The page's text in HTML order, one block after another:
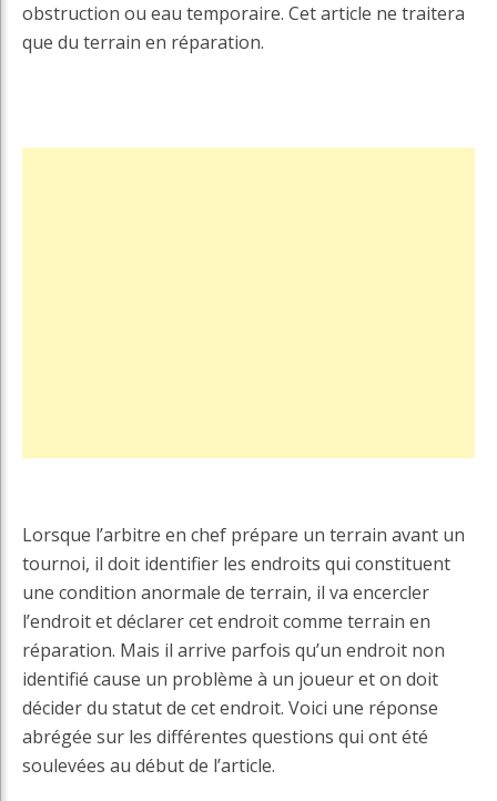
obstruction ou eau temporaire. Cet article ne traitera
que du terrain en réparation.
Lorsque l’arbitre en chef prépare un terrain avant un
tournoi, il doit identifier les endroits qui constituent
une condition anormale de terrain, il va encercler
l’endroit et déclarer cet endroit comme terrain en
réparation. Mais il arrive parfois qu’un endroit non
identifié cause un problème à un joueur et on doit
décider du statut de cet endroit. Voici une réponse
abrégée sur les différentes questions qui ont été
soulevées au début de l’article.